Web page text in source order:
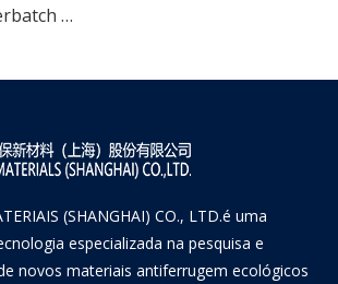
VCI Masterbatch Matérias-primas do filme VCI
(SHANGHAI) CO., LTD.é uma
especializada na pesquisa e
novos materiais antiferrugem ecológicos